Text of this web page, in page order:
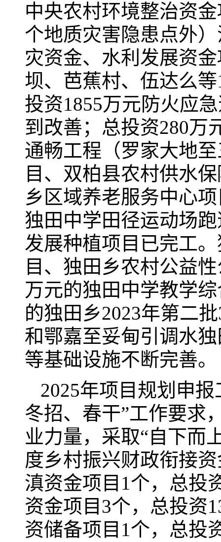
中央农村环境整治资
个地质灾害隐患点外
灾资金、水利发展资
坝、芭蕉村、伍达么
投资1855万元防火应
到改善；总投资280万
通畅工程（罗家大地
目、双柏县农村供水
乡区域养老服务中心
独田中学田径运动场
发展种植项目已完工
目、独田乡农村公益
万元的独田中学教学
的独田乡2023年第二
和鄂嘉至妥甸引调水
等基础设施不断完善。
2025年项目规划申
冬招、春干”工作要求
业力量，采取“自下而
度乡村振兴财政衔接
滇资金项目1个，总投
资金项目3个，总投资
资储备项目1个，总投